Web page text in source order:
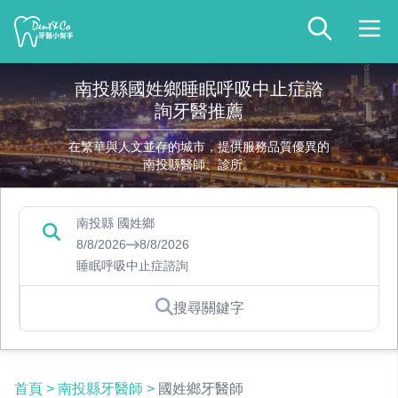
南投縣國姓鄉睡眠呼吸中止症諮
詢牙醫推薦
在繁華與人文並存的城市，提供服務品質優異的
南投縣醫師、診所。
南投縣 國姓鄉
8/8/2026
8/8/2026
睡眠呼吸中止症諮詢
搜尋關鍵字
首頁 > 南投縣牙醫師 > 國姓鄉牙醫師